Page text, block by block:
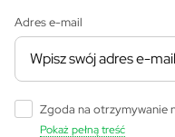
Adres e-mail
Zgoda na otrzymywanie
Pokaż pełną treść